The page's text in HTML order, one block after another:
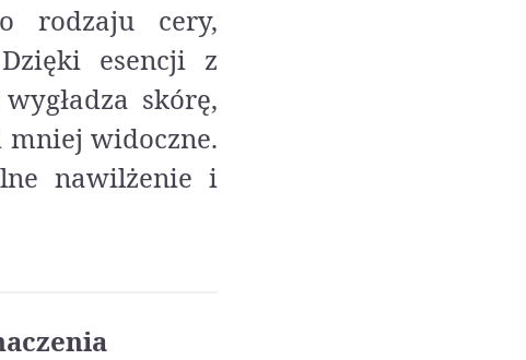
rodzaju cery,
esencji z
skórę,
mniej widoczne.
nawilżenie i